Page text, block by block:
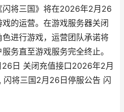
闪将三国》将在2026年2月26
的运营。在游戏服务器关闭
进行游戏，运营团队承诺将
务直至游戏服务完全终止。
日 关闭充值接口2026年2月
将三国2月26日停服公告 闪